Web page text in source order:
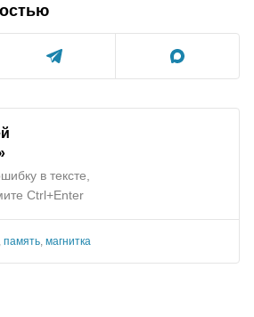
в тексте,
Ctrl+Enter
память магнитка